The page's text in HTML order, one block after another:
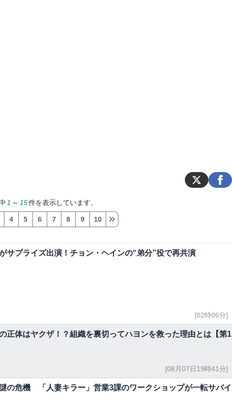
1 ～ 15件を表示しています。
4 5 6 7 8 9 10
サプライズ出演！チョン・ヘインの“弟分”役で再共演
[02時06分]
正体はヤクザ！？組織を裏切ってハヨンを救った理由とは【第1
[08月07日19時41分]
の危機 「人妻キラー」営業3課のワークショップが一転サバイ